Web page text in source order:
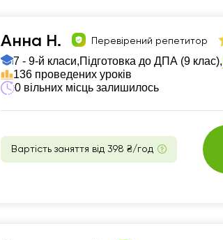
Анна Н. Перевірений репетитор
7 - 9-й класи,Підготовка до ДПА (9 клас),
136 проведених уроків
0 вільних місць залишилось
Вартість заняття від 398 ₴/год